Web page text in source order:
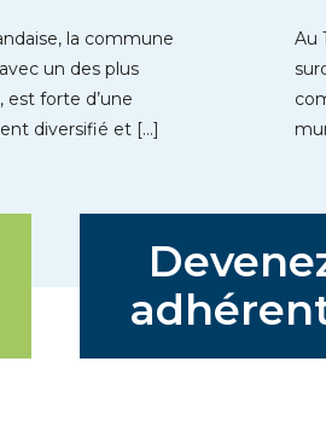
la commune
un des plus
est forte d’une
diversifié et […]
Au